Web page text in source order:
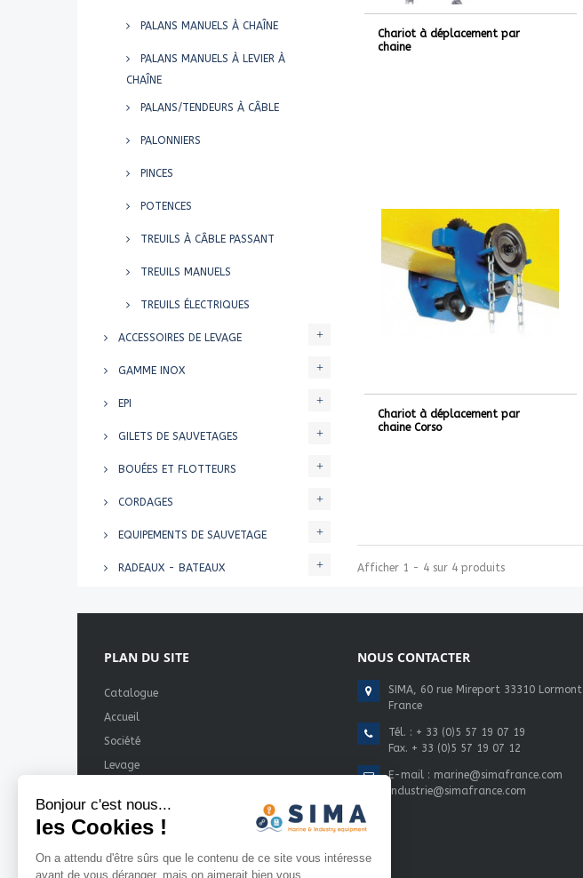
PALANS MANUELS À CHAÎNE
PALANS MANUELS À LEVIER À
CHAÎNE
PALANS/TENDEURS À CÂBLE
PALONNIERS
PINCES
POTENCES
TREUILS À CÂBLE PASSANT
TREUILS MANUELS
TREUILS ÉLECTRIQUES
ACCESSOIRES DE LEVAGE
GAMME INOX
EPI
GILETS DE SAUVETAGES
BOUÉES ET FLOTTEURS
CORDAGES
EQUIPEMENTS DE SAUVETAGE
RADEAUX - BATEAUX
Chariot à déplacement par
chaine
Chariot à déplacement par
chaine Corso
Afficher 1 - 4 sur 4 produits
PLAN DU SITE
Catalogue
Accueil
Société
Levage
Métiers
Services
Partenaires
NOUS CONTACTER
SIMA, 60 rue Mireport 33310 Lormont
France
Tél. : + 33 (0)5 57 19 07 19
Fax. + 33 (0)5 57 19 07 12
E-mail : marine@simafrance.com
industrie@simafrance.com
Bonjour c'est nous...
les Cookies !
On a attendu d'être sûrs que le contenu de ce site vous intéresse
avant de vous déranger, mais on aimerait bien vous